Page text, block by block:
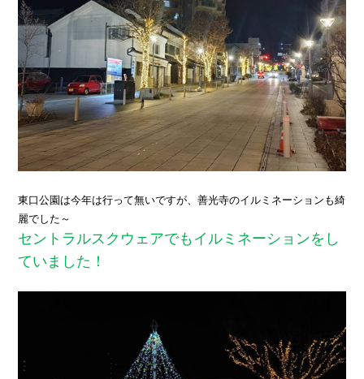
東口公園は今年は行って無いですが、善光寺のイルミネーションも綺
麗でした～
セントラルスクウェアでもイルミネーションをし
ていました！